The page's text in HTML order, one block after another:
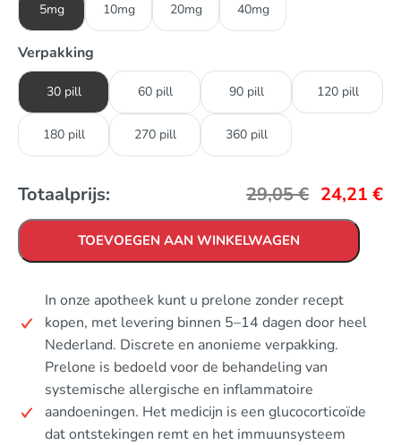
5mg 10mg 20mg 40mg
Verpakking
30 pill 60 pill 90 pill 120 pill
180 pill 270 pill 360 pill
Totaalprijs: 29,05€ 24,21 €
TOEVOEGEN AAN WINKELWAGEN
In onze apotheek kunt u prelone zonder recept
kopen, met levering binnen 5–14 dagen door heel
Nederland. Discrete en anonieme verpakking.
Prelone is bedoeld voor de behandeling van
systemische allergische en inflammatoire
aandoeningen. Het medicijn is een glucocorticoïde
dat ontstekingen remt en het immuunsysteem